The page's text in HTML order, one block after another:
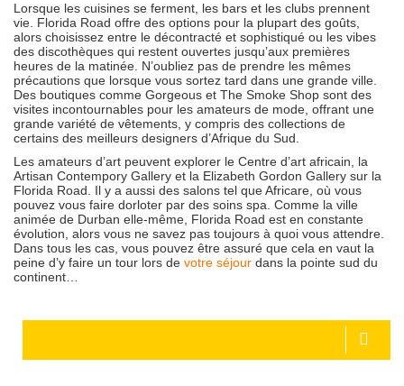
Lorsque les cuisines se ferment, les bars et les clubs prennent
vie. Florida Road offre des options pour la plupart des goûts,
alors choisissez entre le décontracté et sophistiqué ou les vibes
des discothèques qui restent ouvertes jusqu’aux premières
heures de la matinée. N’oubliez pas de prendre les mêmes
précautions que lorsque vous sortez tard dans une grande ville.
Des boutiques comme Gorgeous et The Smoke Shop sont des
visites incontournables pour les amateurs de mode, offrant une
grande variété de vêtements, y compris des collections de
certains des meilleurs designers d’Afrique du Sud.
Les amateurs d’art peuvent explorer le Centre d’art africain, la
Artisan Contempory Gallery et la Elizabeth Gordon Gallery sur la
Florida Road. Il y a aussi des salons tel que Africare, où vous
pouvez vous faire dorloter par des soins spa. Comme la ville
animée de Durban elle-même, Florida Road est en constante
évolution, alors vous ne savez pas toujours à quoi vous attendre.
Dans tous les cas, vous pouvez être assuré que cela en vaut la
peine d’y faire un tour lors de votre séjour dans la pointe sud du
continent…